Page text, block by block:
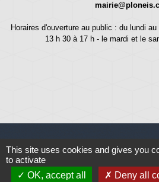
Horaires d'ouverture au public : du lundi
13 h 30 à 17 h - le mardi et le
Liens
This site uses cookies and gives you
to activate
OK, accept all
Deny all